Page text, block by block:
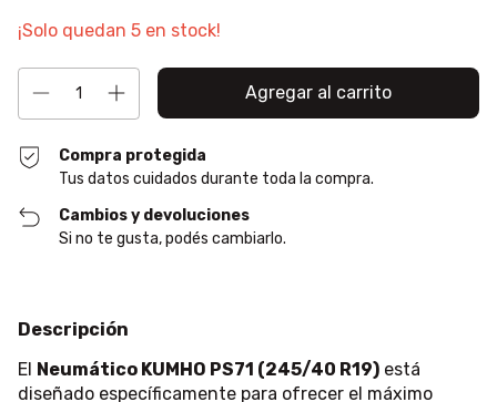
¡Solo quedan 5 en stock!
Compra protegida
Tus datos cuidados durante toda la compra.
Cambios y devoluciones
Si no te gusta, podés cambiarlo.
Descripción
El Neumático KUMHO PS71 (245/40 R19) está
diseñado específicamente para ofrecer el máximo